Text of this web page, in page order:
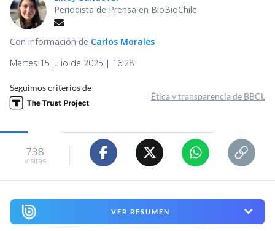
Periodista de Prensa en BioBioChile
Con información de Carlos Morales
Martes 15 julio de 2025 | 16:28
Seguimos criterios de
Ética y transparencia de BBCL
738
visitas
VER RESUMEN